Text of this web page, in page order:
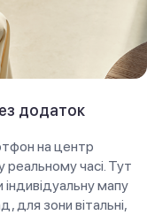
додаток
на центр
часі. Тут
індивідуальну мапу
для зони вітальні,